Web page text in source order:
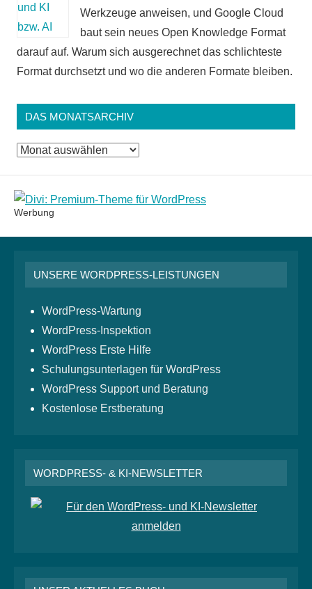
Werkzeuge anweisen, und Google Cloud
baut sein neues Open Knowledge Format
darauf auf. Warum sich ausgerechnet das schlichteste
Format durchsetzt und wo die anderen Formate bleiben.
DAS MONATSARCHIV
Das
Werbung
UNSERE WORDPRESS-LEISTUNGEN
WordPress-Wartung
WordPress-Inspektion
WordPress Erste Hilfe
Schulungsunterlagen für WordPress
WordPress Support und Beratung
Kostenlose Erstberatung
WORDPRESS- & KI-NEWSLETTER